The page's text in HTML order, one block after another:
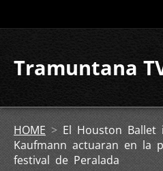
Tramuntana
HOME > El Houston Ballet
Kaufmann actuaran en la
festival de Peralada